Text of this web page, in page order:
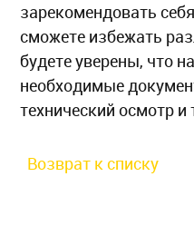
зарекомендовать
сможете избежать
будете уверены, что
необходимые
технический осмотр и
Возврат к списку